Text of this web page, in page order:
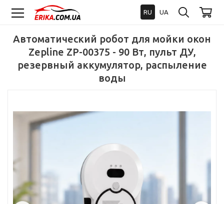
RU UA
Автоматический робот для мойки окон
Zepline ZP-00375 - 90 Вт, пульт ДУ,
резервный аккумулятор, распыление
воды